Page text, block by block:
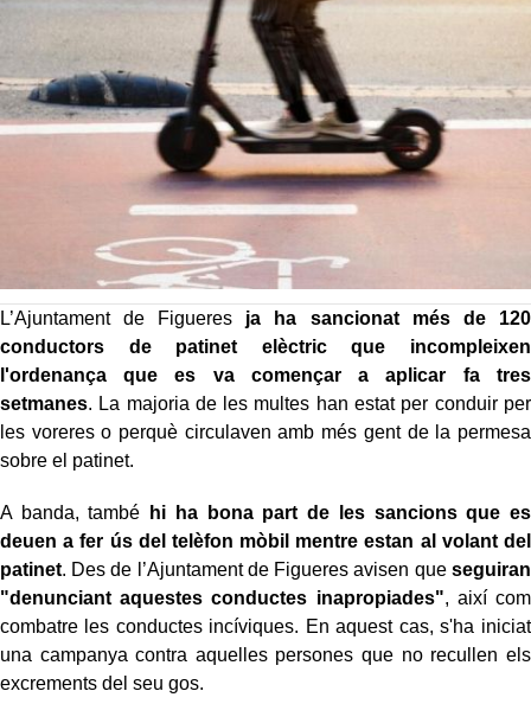
L’Ajuntament de Figueres ja ha sancionat més de 120
conductors de patinet elèctric que incompleixen
l'ordenança que es va començar a aplicar fa tres
setmanes. La majoria de les multes han estat per conduir per
les voreres o perquè circulaven amb més gent de la permesa
sobre el patinet.
A banda, també hi ha bona part de les sancions que es
deuen a fer ús del telèfon mòbil mentre estan al volant del
patinet. Des de l’Ajuntament de Figueres avisen que seguiran
"denunciant aquestes conductes inapropiades", així com
combatre les conductes incíviques. En aquest cas, s'ha iniciat
una campanya contra aquelles persones que no recullen els
excrements del seu gos.